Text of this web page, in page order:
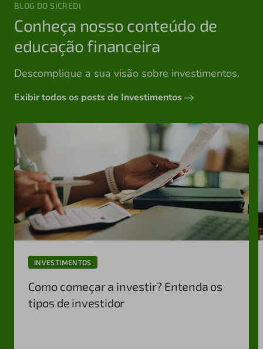
BLOG DO SICREDI
Conheça nosso conteúdo de
educação financeira
Descomplique a sua visão sobre investimentos.
Exibir todos os posts de Investimentos
INVESTIMENTOS
Como começar a investir? Entenda os
tipos de investidor